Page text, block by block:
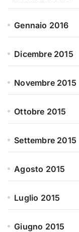
Gennaio 2016
Dicembre 2015
Novembre 2015
Ottobre 2015
Settembre 2015
Agosto 2015
Luglio 2015
Giugno 2015